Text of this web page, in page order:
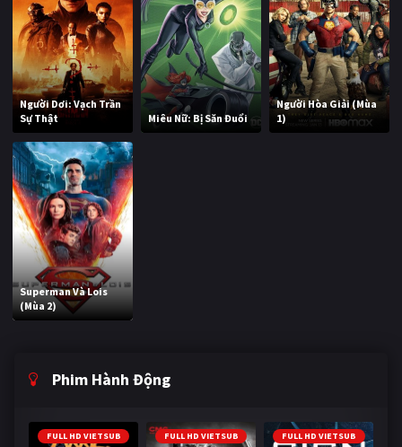
Người Dơi: Vạch Trần
Sự Thật
Miêu Nữ: Bị Săn Đuổi
Người Hòa Giải (Mùa
1)
Superman Và Lois
(Mùa 2)
Phim Hành Động
FULL HD VIETSUB FULL HD VIETSUB FULL HD VIETSUB